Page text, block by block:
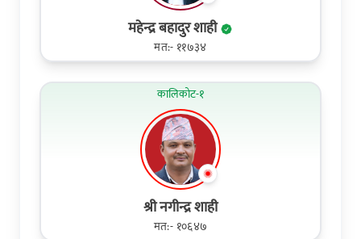
महेन्द्र बहादुर शाही
मत:- ११७३४
कालिकोट-१
श्री नगीन्द्र शाही
मत:- १०६४७